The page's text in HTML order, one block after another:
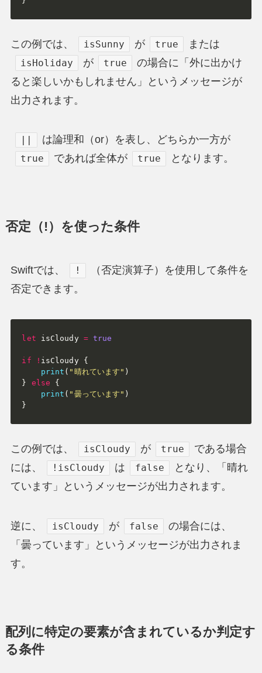
この例では、 isSunny が true または
isHoliday が true
の場合に「外に出かけ
ると楽しいかもしれません」というメッセージが
出力されます。
は論理和（or）を表し、どちらか一方が
true であれば全体が true となります。
否定（!）を使った条件
Swiftでは、 !
（否定演算子）を使用して条件を
否定できます。
let isCloudy = true
if ! isCloudy {
print ( "晴れています" )
}
else
{
print ( "曇っています" )
}
この例では、 isCloudy が true
である場合
には、
!isCloudy は false
となり、「晴れ
ています」というメッセージが出力されます。
逆に、 isCloudy が false
の場合には、
「曇っています」というメッセージが出力されま
す。
配列に特定の要素が含まれているか判定す
る条件